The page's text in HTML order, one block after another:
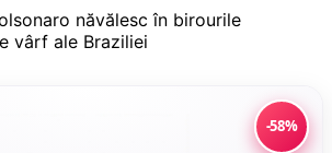
-58%